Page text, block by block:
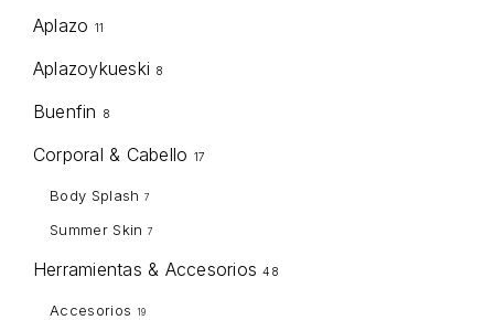
Aplazo 11
Aplazoykueski 8
Buenfin 8
Corporal & Cabello 17
Body Splash 7
Summer Skin 7
Herramientas & Accesorios 48
Accesorios 19